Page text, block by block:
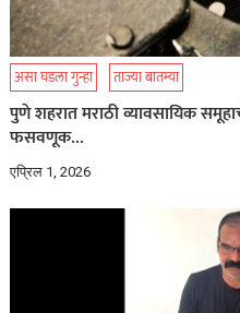
असा घडला गुन्हा ताज्या बातम्या
पुणे शहरात मराठी व्यावसायिक
फसवणूक…
एप्रिल 1, 2026